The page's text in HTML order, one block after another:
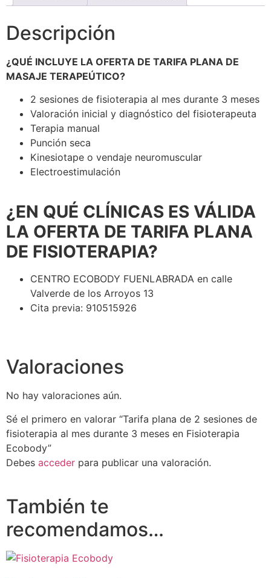
Descripción
¿QUÉ INCLUYE LA OFERTA DE TARIFA PLANA DE
MASAJE TERAPEÚTICO?
2 sesiones de fisioterapia al mes durante 3 meses
Valoración inicial y diagnóstico del fisioterapeuta
Terapia manual
Punción seca
Kinesiotape o vendaje neuromuscular
Electroestimulación
¿EN QUÉ CLÍNICAS ES VÁLIDA
LA OFERTA DE TARIFA PLANA
DE FISIOTERAPIA?
CENTRO ECOBODY FUENLABRADA en calle
Valverde de los Arroyos 13
Cita previa: 910515926
Valoraciones
No hay valoraciones aún.
Sé el primero en valorar “Tarifa plana de 2 sesiones de
fisioterapia al mes durante 3 meses en Fisioterapia
Ecobody”
Debes acceder para publicar una valoración.
También te
recomendamos…